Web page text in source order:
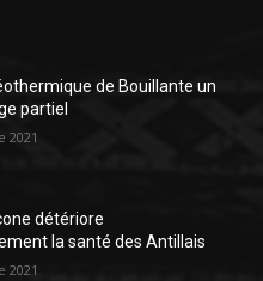
de Bouillante un
partiel
2021
détériore
la santé des Antillais
2021